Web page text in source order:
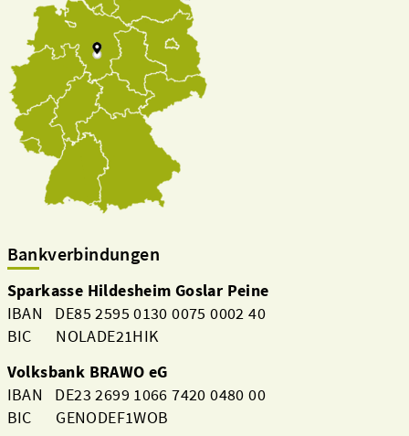
Bankverbindungen
Sparkasse Hildesheim Goslar Peine
IBAN DE85 2595 0130 0075 0002 40
BIC NOLADE21HIK
Volksbank BRAWO eG
IBAN DE23 2699 1066 7420 0480 00
BIC GENODEF1WOB